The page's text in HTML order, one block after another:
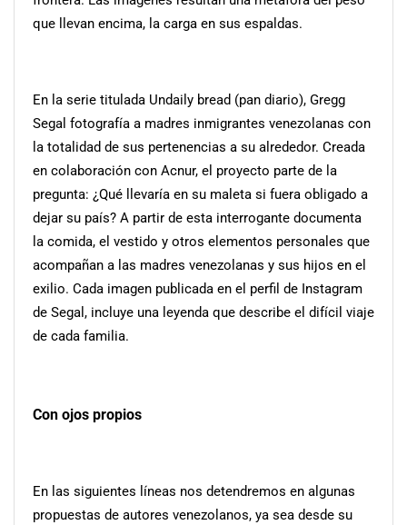
que llevan encima, la carga en sus espaldas.
En la serie titulada Undaily bread (pan diario), Gregg
Segal fotografía a madres inmigrantes venezolanas con
la totalidad de sus pertenencias a su alrededor. Creada
en colaboración con Acnur, el proyecto parte de la
pregunta: ¿Qué llevaría en su maleta si fuera obligado a
dejar su país? A partir de esta interrogante documenta
la comida, el vestido y otros elementos personales que
acompañan a las madres venezolanas y sus hijos en el
exilio. Cada imagen publicada en el perfil de Instagram
de Segal, incluye una leyenda que describe el difícil viaje
de cada familia.
Con ojos propios
En las siguientes líneas nos detendremos en algunas
propuestas de autores venezolanos, ya sea desde su